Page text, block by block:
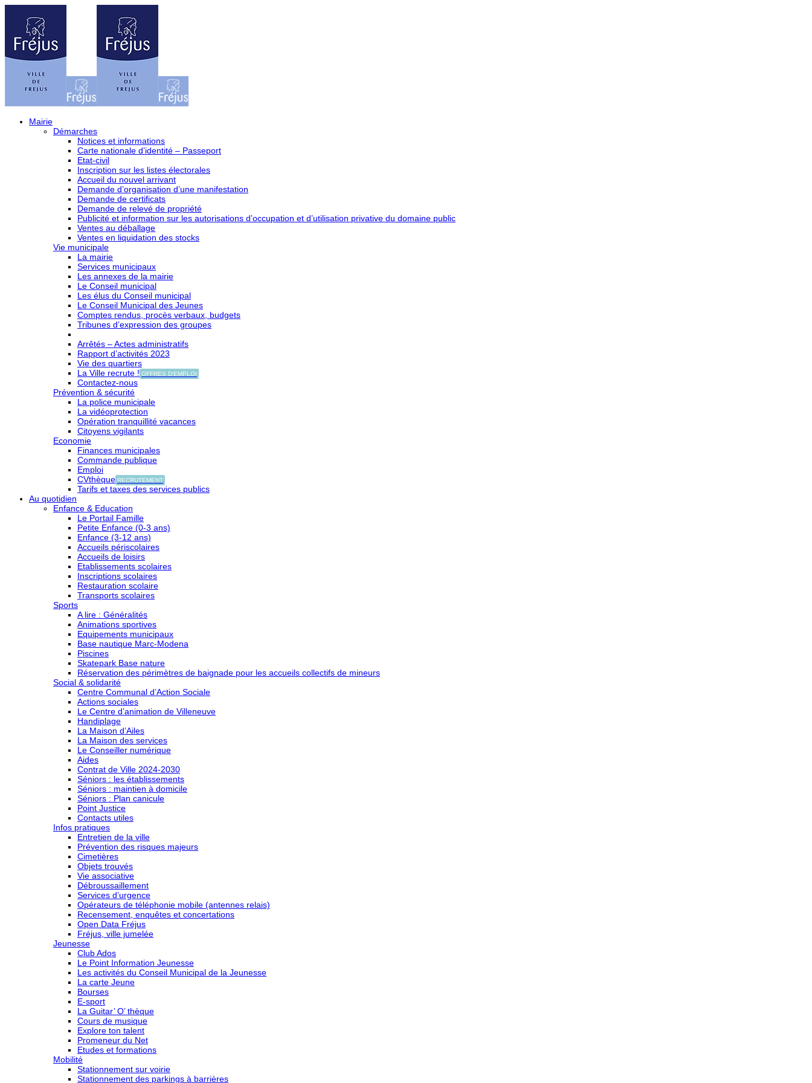
Mairie
Démarches
Notices et informations
Carte nationale d’identité – Passeport
Etat-civil
Inscription sur les listes électorales
Accueil du nouvel arrivant
Demande d’organisation d’une manifestation
Demande de certificats
Demande de relevé de propriété
Publicité et information sur les autorisations d’occupation et d’utilisation privative du domaine public
Ventes au déballage
Ventes en liquidation des stocks
Vie municipale
La mairie
Services municipaux
Les annexes de la mairie
Le Conseil municipal
Les élus du Conseil municipal
Le Conseil Municipal des Jeunes
Comptes rendus, procès verbaux, budgets
Tribunes d’expression des groupes
Arrêtés – Actes administratifs
Rapport d’activités 2023
Vie des quartiers
La Ville recrute ! OFFRES D'EMPLOI
Contactez-nous
Prévention & sécurité
La police municipale
La vidéoprotection
Opération tranquillité vacances
Citoyens vigilants
Economie
Finances municipales
Commande publique
Emploi
CVthèque RECRUTEMENT
Tarifs et taxes des services publics
Au quotidien
Enfance & Education
Le Portail Famille
Petite Enfance (0-3 ans)
Enfance (3-12 ans)
Accueils périscolaires
Accueils de loisirs
Etablissements scolaires
Inscriptions scolaires
Restauration scolaire
Transports scolaires
Sports
A lire : Généralités
Animations sportives
Equipements municipaux
Base nautique Marc-Modena
Piscines
Skatepark Base nature
Réservation des périmètres de baignade pour les accueils collectifs de mineurs
Social & solidarité
Centre Communal d’Action Sociale
Actions sociales
Le Centre d’animation de Villeneuve
Handiplage
La Maison d’Ailes
La Maison des services
Le Conseiller numérique
Aides
Contrat de Ville 2024-2030
Séniors : les établissements
Séniors : maintien à domicile
Séniors : Plan canicule
Point Justice
Contacts utiles
Infos pratiques
Entretien de la ville
Prévention des risques majeurs
Cimetières
Objets trouvés
Vie associative
Débroussaillement
Services d’urgence
Opérateurs de téléphonie mobile (antennes relais)
Recensement, enquêtes et concertations
Open Data Fréjus
Fréjus, ville jumelée
Jeunesse
Club Ados
Le Point Information Jeunesse
Les activités du Conseil Municipal de la Jeunesse
La carte Jeune
Bourses
E-sport
La Guitar’ O’ thèque
Cours de musique
Explore ton talent
Promeneur du Net
Etudes et formations
Mobilité
Stationnement sur voirie
Stationnement des parkings à barrières